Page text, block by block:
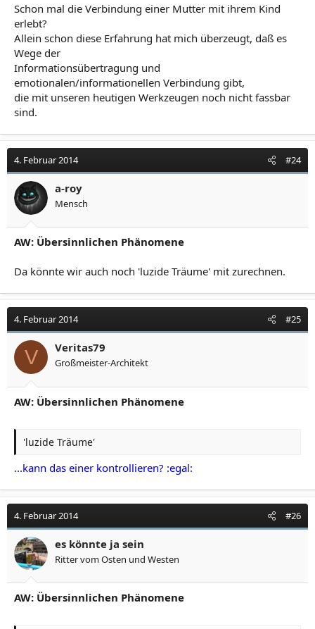
Schon mal die Verbindung einer Mutter mit ihrem Kind
erlebt?
Allein schon diese Erfahrung hat mich überzeugt, daß es
Wege der
Informationsübertragung und
emotionalen/informationellen Verbindung gibt,
die mit unseren heutigen Werkzeugen noch nicht fassbar
sind.
4. Februar 2014 #24
a-roy
Mensch
AW: Übersinnlichen Phänomene
Da könnte wir auch noch 'luzide Träume' mit zurechnen.
4. Februar 2014 #25
V Veritas79
Großmeister-Architekt
AW: Übersinnlichen Phänomene
'luzide Träume'
...kann das einer kontrollieren? :egal:
4. Februar 2014 #26
es könnte ja sein
Ritter vom Osten und Westen
AW: Übersinnlichen Phänomene